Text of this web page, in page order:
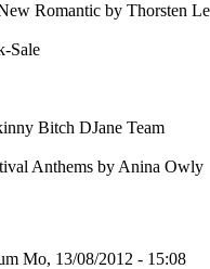
Romantic by Thorsten
Sale
Bitch DJane Team
Anthems by Anina Owly
Mo, 13/08/2012 - 15:08